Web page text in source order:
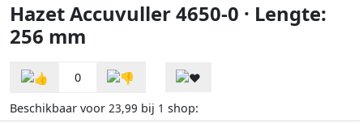
Hazet Accuvuller 4650-0 · Lengte:
256 mm
0
Beschikbaar voor 23,99 bij 1 shop: